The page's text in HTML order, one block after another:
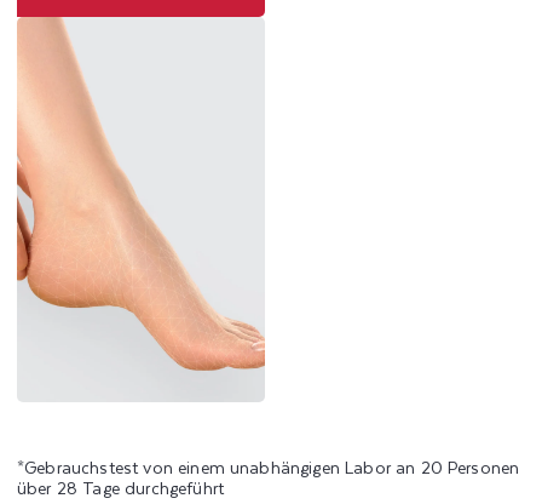
*Gebrauchstest von einem unabhängigen Labor an 20 Personen
über 28 Tage durchgeführt